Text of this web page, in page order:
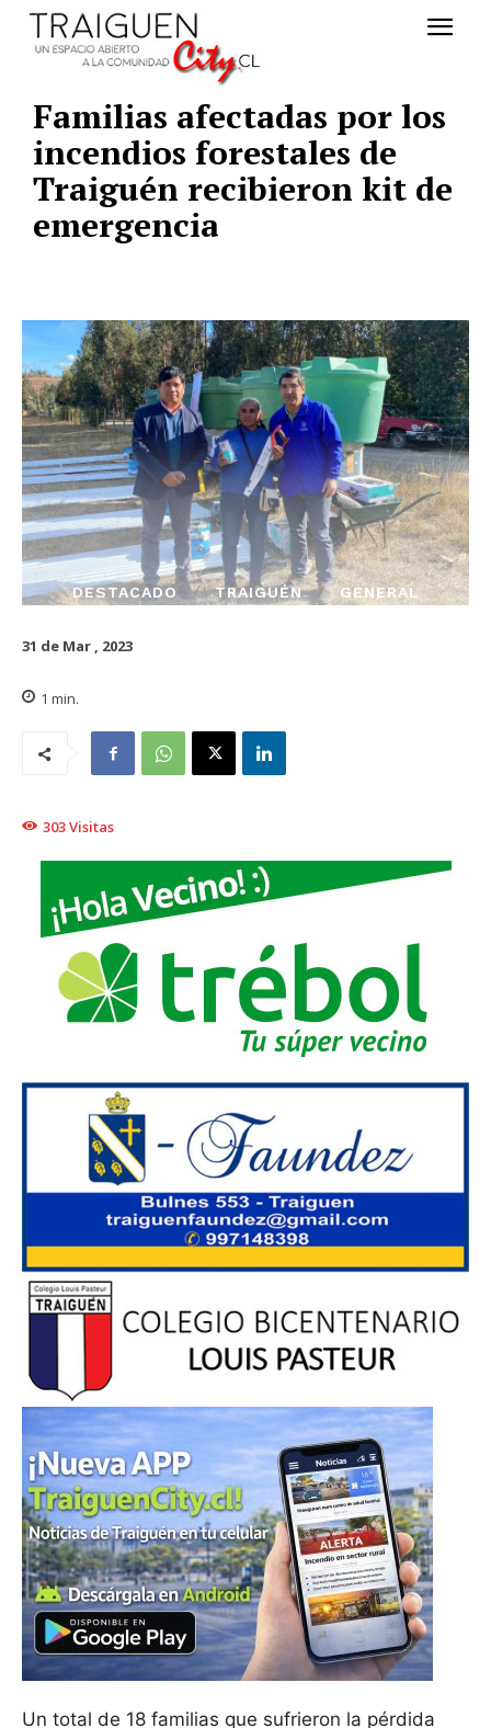
Familias afectadas por los
incendios forestales de
Traiguén recibieron kit de
emergencia
DESTACADO TRAIGUÉN GENERAL
31 de Mar , 2023
1 min.
303Visitas
Un total de 18 familias que sufrieron la pérdida